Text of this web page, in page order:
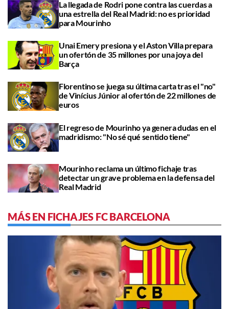
La llegada de Rodri pone contra las cuerdas a
una estrella del Real Madrid: no es prioridad
para Mourinho
Unai Emery presiona y el Aston Villa prepara
un ofertón de 35 millones por una joya del
Barça
Florentino se juega su última carta tras el "no"
de Vinícius Júnior al ofertón de 22 millones de
euros
El regreso de Mourinho ya genera dudas en el
madridismo: "No sé qué sentido tiene"
Mourinho reclama un último fichaje tras
detectar un grave problema en la defensa del
Real Madrid
MÁS EN FICHAJES FC BARCELONA